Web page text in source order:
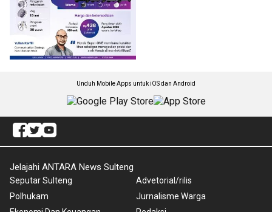
Unduh Mobile Apps untuk iOS dan Android
Jelajahi ANTARA News Sulteng
Seputar Sulteng
Polhukam
Advetorial/rilis
Jurnalisme Warga